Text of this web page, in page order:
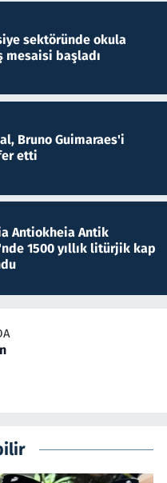
sektöründe okula
mesaisi başladı
Bruno Guimaraes'i
etti
Antiokheia Antik
1500 yıllık litürjik kap